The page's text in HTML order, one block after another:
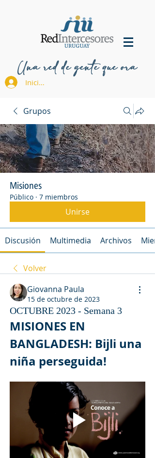
Una red de gente que ora
Iniciar sesión
Grupos
Misiones
Público · 7 miembros
Unirse
Discusión Multimedia Archivos
Volver
Giovanna Paula
15 de octubre de 2023
OCTUBRE 2023 - Semana 3
MISIONES EN
BANGLADESH: Bijli una
niña perseguida!